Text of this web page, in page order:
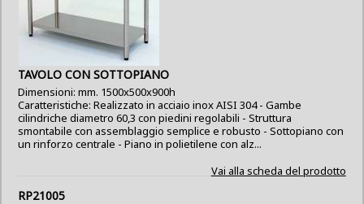
TAVOLO CON SOTTOPIANO
Dimensioni: mm. 1500x500x900h
Caratteristiche: Realizzato in acciaio inox AISI 304 - Gambe
cilindriche diametro 60,3 con piedini regolabili - Struttura
smontabile con assemblaggio semplice e robusto - Sottopiano con
un rinforzo centrale - Piano in polietilene con alz...
Vai alla scheda del prodotto
RP21005